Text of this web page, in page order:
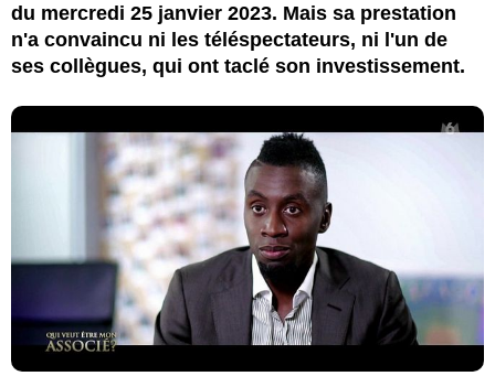
du mercredi 25 janvier 2023. Mais sa prestation
n'a convaincu ni les téléspectateurs, ni l'un de
ses collègues, qui ont taclé son investissement.